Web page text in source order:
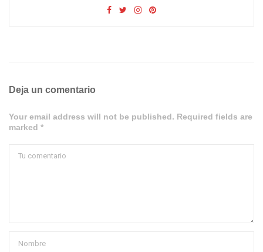
Deja un comentario
Your email address will not be published. Required fields are
marked *